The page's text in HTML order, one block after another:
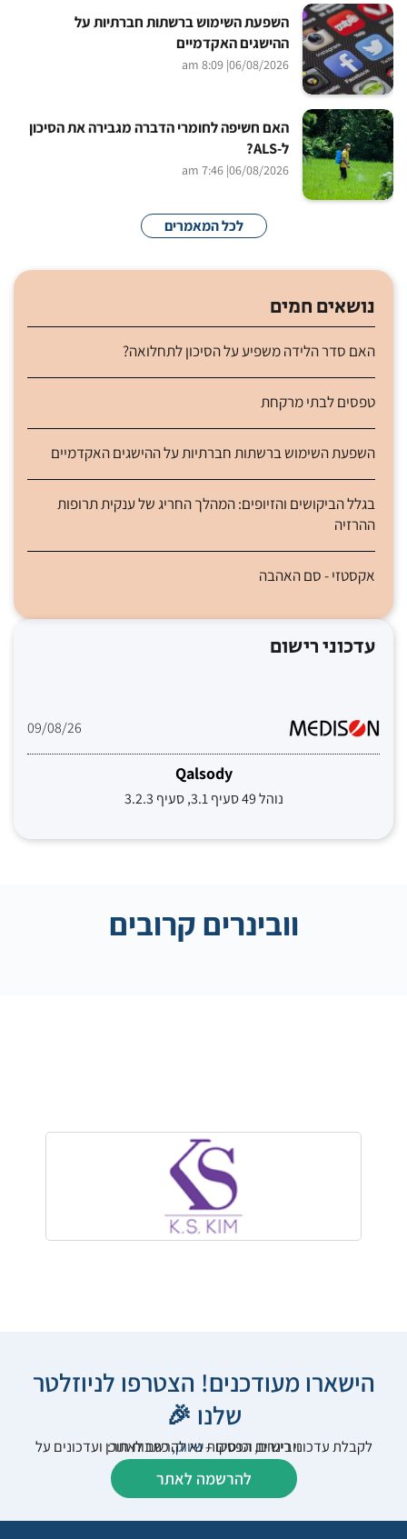
השפעת השימוש ברשתות חברתיות על
ההישגים האקדמיים
06/08/2026
| 8:09 am
האם חשיפה לחומרי הדברה מגבירה את הסיכון
ל-ALS?
06/08/2026
| 7:46 am
לכל המאמרים
נושאים חמים
האם סדר הלידה משפיע על הסיכון לתחלואה?
טפסים לבתי מרקחת
השפעת השימוש ברשתות חברתיות על ההישגים האקדמיים
בגלל הביקושים והזיופים: המהלך החריג של ענקית תרופות
ההרזיה
אקסטזי - סם האהבה
עדכוני רישום
09/08/26
Qalsody
נוהל 49 סעיף 3.1, סעיף 3.2.3
וובינרים קרובים
הישארו מעודכנים! הצטרפו לניוזלטר
שלנו 🎉
לקבלת עדכוני רישום, הפסקותשיווק
, כתבות תוכן ועדכונים על וובינרים וכנסים – נא להרשם לאתר:
להרשמה לאתר